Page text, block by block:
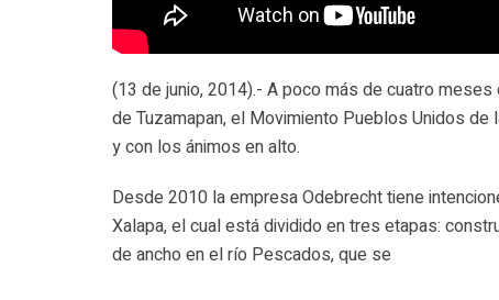
(13 de junio, 2014).- A poco más de cuatro
de Tuzamapan, el Movimiento Pueblos Unidos
y con los ánimos en alto.
Desde 2010 la empresa Odebrecht tiene
Xalapa, el cual está dividido en tres etapas:
de ancho en el río Pescados, que se